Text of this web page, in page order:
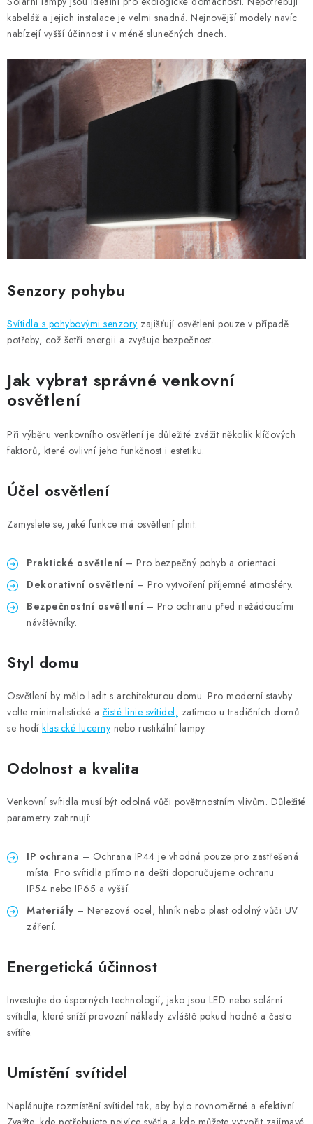
kabeláž a jejich instalace je velmi snadná. Nejnovější modely navíc
nabízejí vyšší účinnost i v méně slunečných dnech.
Senzory pohybu
Svítidla s pohybovými senzory zajišťují osvětlení pouze v případě
potřeby, což šetří energii a zvyšuje bezpečnost.
Jak vybrat správné venkovní
osvětlení
Při výběru venkovního osvětlení je důležité zvážit několik klíčových
faktorů, které ovlivní jeho funkčnost i estetiku.
Účel osvětlení
Zamyslete se, jaké funkce má osvětlení plnit:
Praktické osvětlení – Pro bezpečný pohyb a orientaci.
Dekorativní osvětlení – Pro vytvoření příjemné atmosféry.
Bezpečnostní osvětlení – Pro ochranu před nežádoucími
návštěvníky.
Styl domu
Osvětlení by mělo ladit s architekturou domu. Pro moderní stavby
volte minimalistické a čisté linie svítidel, zatímco u tradičních domů
se hodí klasické lucerny nebo rustikální lampy.
Odolnost a kvalita
Venkovní svítidla musí být odolná vůči povětrnostním vlivům. Důležité
parametry zahrnují:
IP ochrana – Ochrana IP44 je vhodná pouze pro zastřešená
místa. Pro svítidla přímo na dešti doporučujeme ochranu
IP54 nebo IP65 a vyšší.
Materiály – Nerezová ocel, hliník nebo plast odolný vůči UV
záření.
Energetická účinnost
Investujte do úsporných technologií, jako jsou LED nebo solární
svítidla, které sníží provozní náklady zvláště pokud hodně a často
svítíte.
Umístění svítidel
Naplánujte rozmístění svítidel tak, aby bylo rovnoměrné a efektivní.